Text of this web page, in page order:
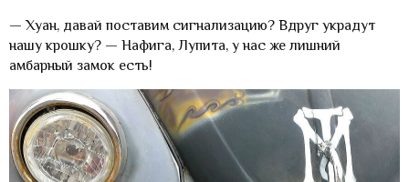
— Хуан, давай поставим сигнализацию? Вдруг украдут
нашу крошку? — Нафига, Лупита, у нас же лишний
амбарный замок есть!